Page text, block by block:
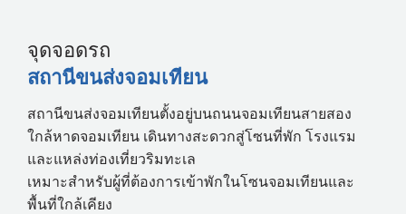
จุดจอดรถ
สถานีขนส่งจอมเทียน
สถานีขนส่งจอมเทียนตั้งอยู่บนถนนจอมเทียนสายสอง
ใกล้หาดจอมเทียน เดินทางสะดวกสู่โซนที่พัก โรงแรม
และแหล่งท่องเที่ยวริมทะเล
เหมาะสำหรับผู้ที่ต้องการเข้าพักในโซนจอมเทียนและ
พื้นที่ใกล้เคียง